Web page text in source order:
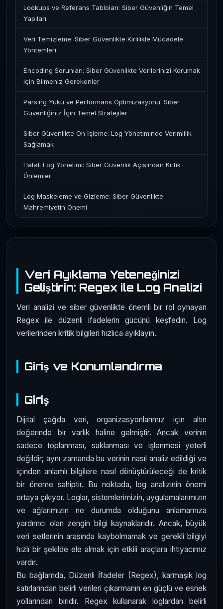
Veri Ayıklama Yeteneğinizi
Geliştirin: Regex ile Log Analizi
Veri analizi ve siber güvenlikte önemli bir rol oynayan
Regex ile düzenli ifadelerin gücünü keşfedin. Log
verilerinden kritik bilgileri hızlıca ayıklayın.
Giriş ve Konumlandırma
Giriş
Dijital çağda veri, organizasyonlarımız için altın
değerinde bir varlık haline gelmiştir. Ancak verinin
sadece toplanması, saklanması ve işlenmesi yeterli
değildir; aynı zamanda bu verinin nasıl analiz edildiği ve
içinden anlamlı bilgilere nasıl dönüştürüleceği de kritik
bir öneme sahiptir. Bu noktada, log analizinin önemi
ortaya çıkıyor. Loglar, sistemlerimizin, uygulamalarımızın
ve ağlarımızın ne durumda olduğunu anlamamıza
yardımcı olan zengin bilgi kaynaklarıdır. Ancak, büyük
veri setlerinin arasında kaybolmamak ve gerekli bilgiyi
hızlı bir şekilde ele almak için etkili araçlara ihtiyacımız
vardır.
Bu bağlamda, Düzenli İfadeler (Regex), karmaşık log
satırlarından belirli verileri çıkarmanın en güçlü ve esnek
yollarından biridir. Regex kullanarak loglardan belirli
Lookups ve Referans Tabloları: Siber Güvenliğin Temel
Yapıları
Veri Temizleme: Siber Güvenlikte Kirlilikle Mücadele
Yöntemleri
Encoding Sorunları: Siber Güvenlikte Verilerinizi Korumak
için Bilmeniz Gerekenler
Parsing Yükü ve Performans Optimizasyonu: Siber
Güvenliğiniz İçin Temel Stratejiler
Siber Güvenlikte Ön İşleme: Log Yönetiminde Verimlilik
Sağlamak
Hatalı Log Yönetimi: Siber Güvenlik Açısından Kritik
Önlemler
Log Maskeleme ve Gizleme: Siber Güvenlikte
Mahremiyetin Önemi